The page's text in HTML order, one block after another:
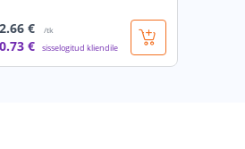
.66 € /tk
.73 € sisselogitud kliendile